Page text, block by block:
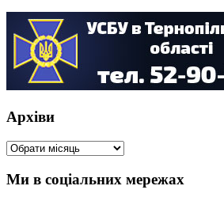
Архіви
Архіви
Ми в соціальних мережах